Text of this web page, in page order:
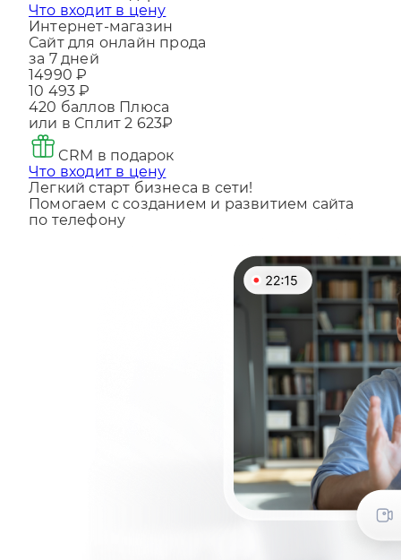
CRM в подарок
Что входит в цену
Интернет-магазин
Сайт для онлайн прода
за 7 дней
14990 ₽
10 493 ₽
420 баллов Плюса
или в Сплит
CRM в подарок
Что входит в цену
Легкий старт бизнеса в сети!
Помогаем с созданием и развитием сайта